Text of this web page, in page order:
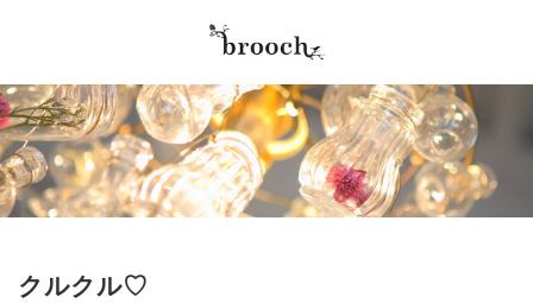
クルクル♡
Menu
Home
Salon info
Stylist
最近の記事
2026.5.30
やってきました♡年に2回の、商品キャンペー
ン！！！毎年６月、１２月はbroochオープン